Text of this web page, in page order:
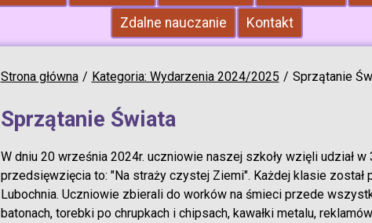
Zdalne nauczanie
Kontakt
Strona główna Kategoria: Wydarzenia 2024/2025 Sprzątanie
Sprzątanie Świata
W dniu 20 września 2024r. uczniowie naszej szkoły wzięli udział
przedsięwzięcia to: "Na straży czystej Ziemi". Każdej klasie został
Lubochnia. Uczniowie zbierali do worków na śmieci przede
batonach, torebki po chrupkach i chipsach, kawałki metalu,